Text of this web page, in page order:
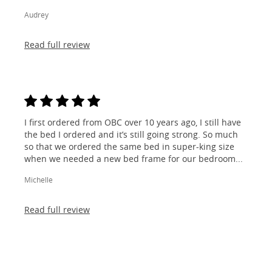
Audrey
Read full review
I first ordered from OBC over 10 years ago, I still have
the bed I ordered and it’s still going strong. So much
so that we ordered the same bed in super-king size
when we needed a new bed frame for our bedroom...
Michelle
Read full review